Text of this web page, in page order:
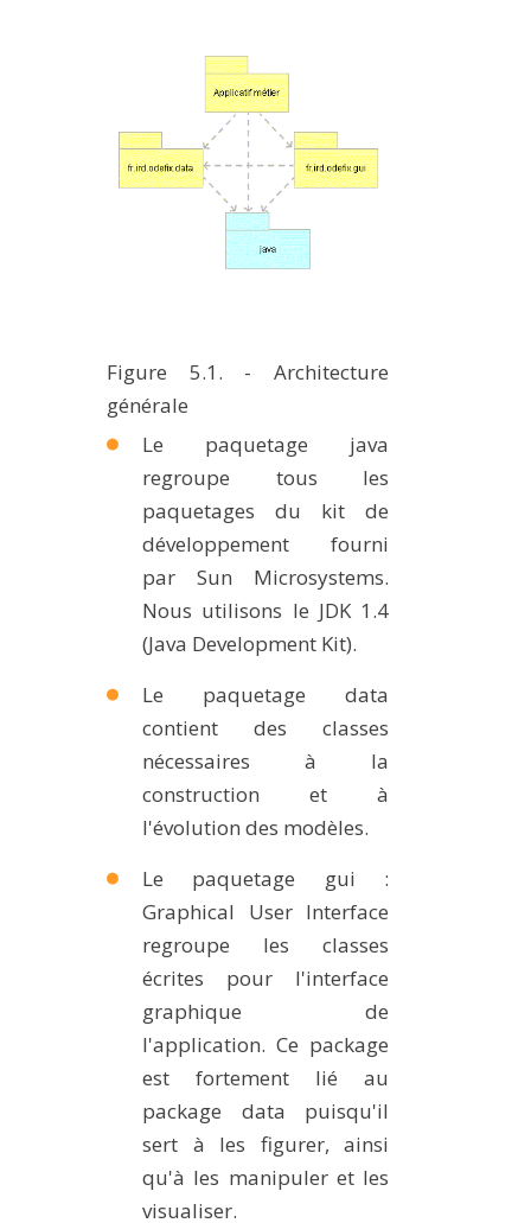
FOR THE PUBLIC
Figure 5.1. - Architecture
générale
Le paquetage java
regroupe tous les
paquetages du kit de
développement fourni
par Sun Microsystems.
Nous utilisons le JDK 1.4
(Java Development Kit).
Le paquetage data
contient des classes
nécessaires à la
construction et à
l'évolution des modèles.
Le paquetage gui :
Graphical User Interface
regroupe les classes
écrites pour l'interface
graphique de
l'application. Ce package
est fortement lié au
package data puisqu'il
sert à les figurer, ainsi
qu'à les manipuler et les
visualiser.